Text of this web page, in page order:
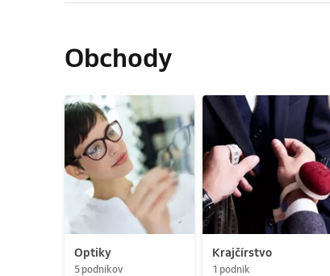
Obchody
Optiky
5 podnikov
Krajčírstvo
1 podnik